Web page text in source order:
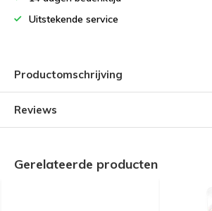
Uitstekende service
Productomschrijving
Reviews
Gerelateerde producten